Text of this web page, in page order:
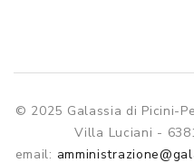
© 2025 Galassia di Picini-
Villa Luciani -
email: